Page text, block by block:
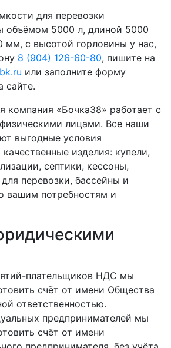
для перевозки
объёмом 5000 л, длиной 5000
с высотой горловины у нас,
8 (904) 126-60-80, пишите на
или заполните форму
сайте.
компания «Бочка38» работает с
лицами. Все наши
выгодные условия
изделия: купели,
септики, кессоны,
перевозки, бассейны и
вашим потребностям и
плательщиков НДС мы
счёт от имени Общества
ответственностью.
предпринимателей мы
счёт от имени